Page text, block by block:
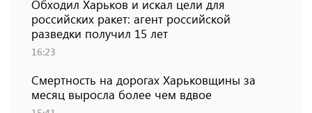
Обходил Харьков и искал цели для
российских ракет: агент российской
разведки получил 15 лет
16:23
Смертность на дорогах Харьковщины за
месяц выросла более чем вдвое